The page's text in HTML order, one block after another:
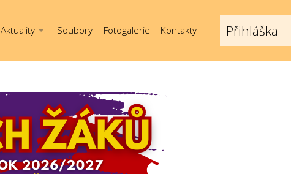
Přihláška
Aktuality Soubory Fotogalerie Kontakty